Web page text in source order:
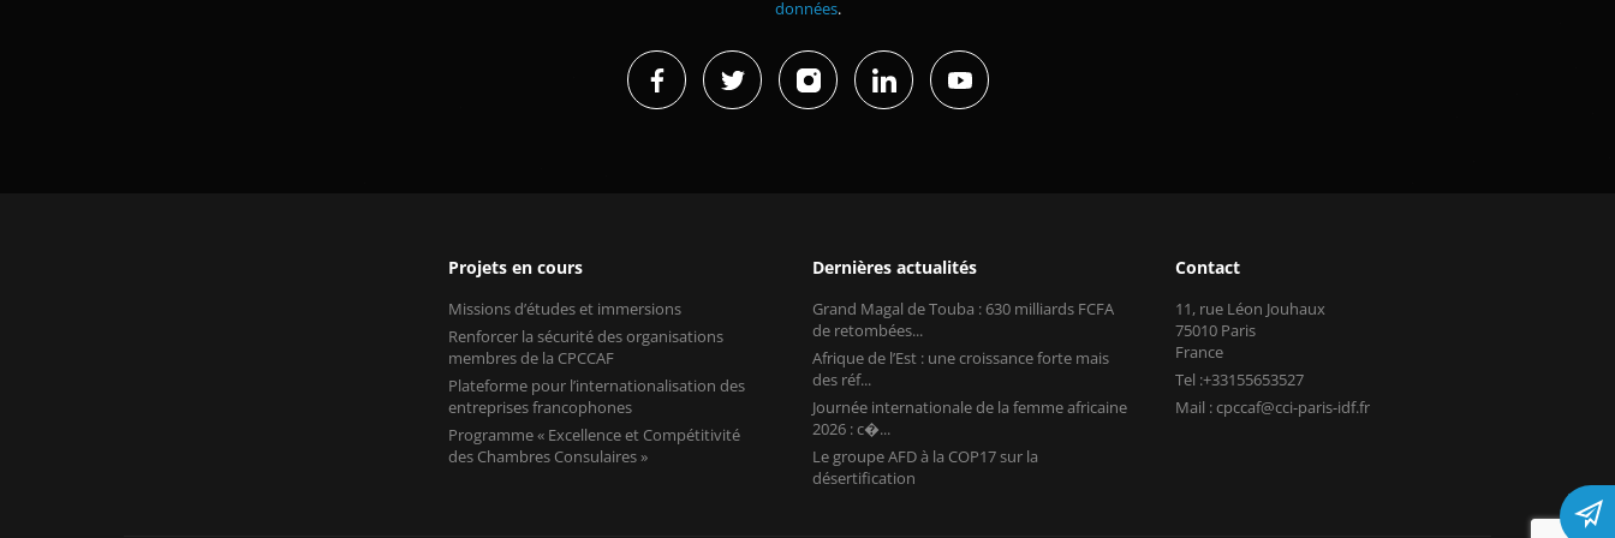
données.
Projets en cours
Missions d’études et immersions
Renforcer la sécurité des organisations
membres de la CPCCAF
Plateforme pour l’internationalisation des
entreprises francophones
Programme « Excellence et Compétitivité
des Chambres Consulaires »
Dernières actualités
Grand Magal de Touba : 630 milliards FCFA
de retombées...
Afrique de l’Est : une croissance forte mais
des réf...
Journée internationale de la femme africaine
2026 : c�...
Le groupe AFD à la COP17 sur la
désertification
Contact
11, rue Léon Jouhaux
75010 Paris
France
Tel :+33155653527
Mail : cpccaf@cci-paris-idf.fr